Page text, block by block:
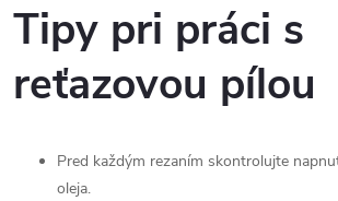
Tipy pri práci s
reťazovou pílou
Pred každým rezaním skontrolujte
oleja.